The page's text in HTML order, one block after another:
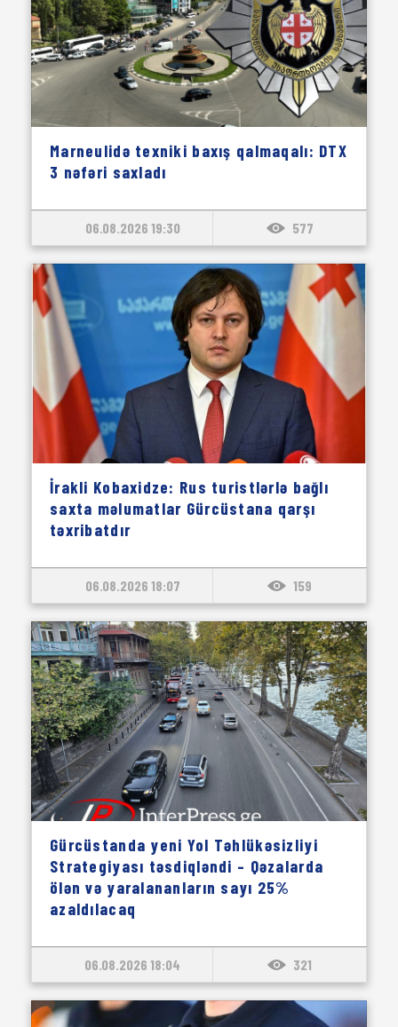
Marneulidə texniki baxış qalmaqalı: DTX
3 nəfəri saxladı
06.08.2026 19:30 577
İrakli Kobaxidze: Rus turistlərlə bağlı
saxta məlumatlar Gürcüstana qarşı
təxribatdır
06.08.2026 18:07 159
Gürcüstanda yeni Yol Təhlükəsizliyi
Strategiyası təsdiqləndi – Qəzalarda
ölən və yaralananların sayı 25%
azaldılacaq
06.08.2026 18:04 321